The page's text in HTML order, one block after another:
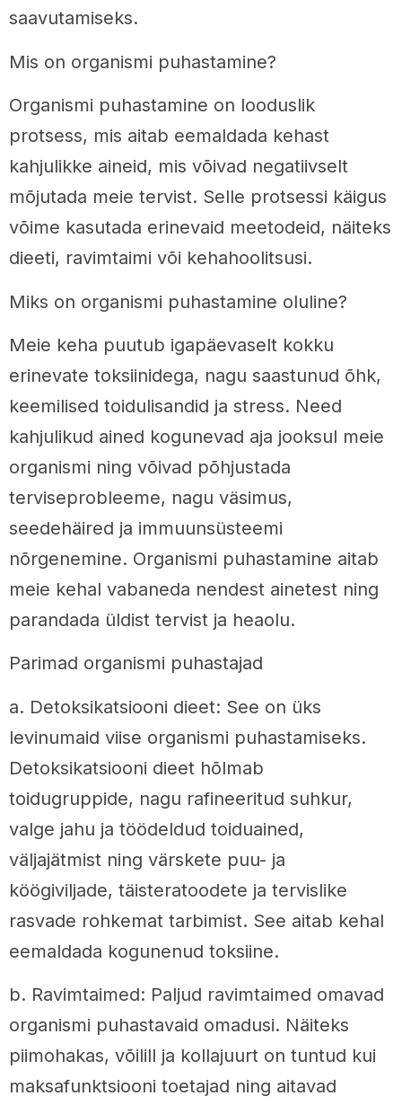
saavutamiseks.
Mis on organismi puhastamine?
Organismi puhastamine on looduslik
protsess, mis aitab eemaldada kehast
kahjulikke aineid, mis võivad negatiivselt
mõjutada meie tervist. Selle protsessi käigus
võime kasutada erinevaid meetodeid, näiteks
dieeti, ravimtaimi või kehahoolitsusi.
Miks on organismi puhastamine oluline?
Meie keha puutub igapäevaselt kokku
erinevate toksiinidega, nagu saastunud õhk,
keemilised toidulisandid ja stress. Need
kahjulikud ained kogunevad aja jooksul meie
organismi ning võivad põhjustada
terviseprobleeme, nagu väsimus,
seedehäired ja immuunsüsteemi
nõrgenemine. Organismi puhastamine aitab
meie kehal vabaneda nendest ainetest ning
parandada üldist tervist ja heaolu.
Parimad organismi puhastajad
a. Detoksikatsiooni dieet: See on üks
levinumaid viise organismi puhastamiseks.
Detoksikatsiooni dieet hõlmab
toidugruppide, nagu rafineeritud suhkur,
valge jahu ja töödeldud toiduained,
väljajätmist ning värskete puu- ja
köögiviljade, täisteratoodete ja tervislike
rasvade rohkemat tarbimist. See aitab kehal
eemaldada kogunenud toksiine.
b. Ravimtaimed: Paljud ravimtaimed omavad
organismi puhastavaid omadusi. Näiteks
piimohakas, võilill ja kollajuurt on tuntud kui
maksafunktsiooni toetajad ning aitavad